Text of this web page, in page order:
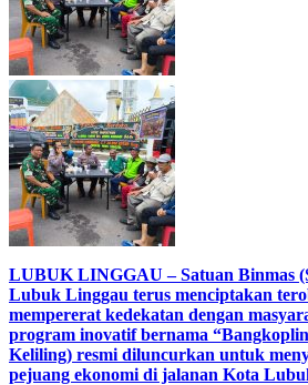
LUBUK LINGGAU – Satuan Binmas
Lubuk Linggau terus menciptakan
mempererat kedekatan dengan
program inovatif bernama
Keliling) resmi diluncurkan untuk
pejuang ekonomi di jalanan Kota